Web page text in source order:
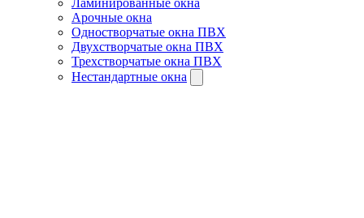
Ламинированные окна
Арочные окна
Одностворчатые окна ПВХ
Двухстворчатые окна ПВХ
Трехстворчатые окна ПВХ
Нестандартные окна